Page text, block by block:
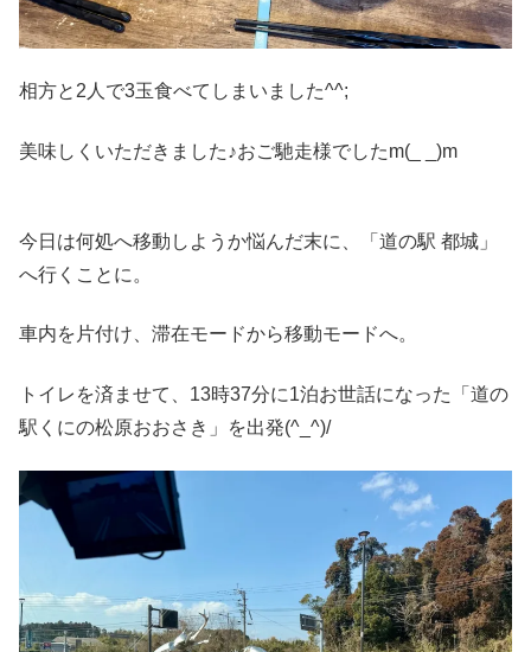
相方と2人で3玉食べてしまいました^^;
美味しくいただきました♪おご馳走様でしたm(_ _)m
今日は何処へ移動しようか悩んだ末に、「道の駅 都城」
へ行くことに。
車内を片付け、滞在モードから移動モードへ。
トイレを済ませて、13時37分に1泊お世話になった「道の
駅くにの松原おおさき」を出発(^_^)/